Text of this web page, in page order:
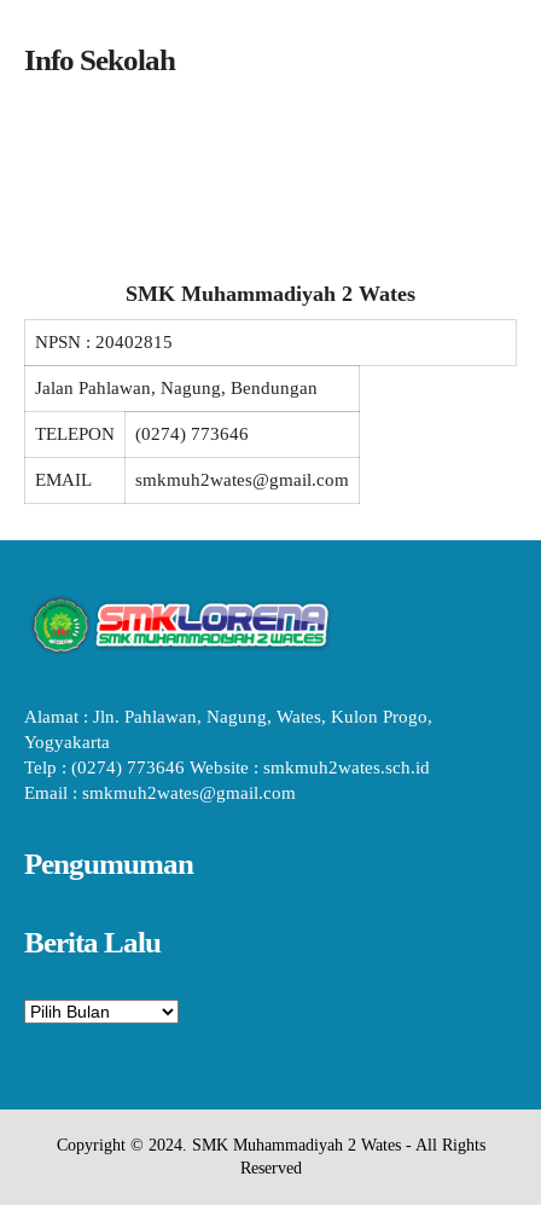
Info Sekolah
SMK Muhammadiyah 2 Wates
NPSN : 20402815
Jalan Pahlawan, Nagung, Bendungan
TELEPON (0274) 773646
EMAIL smkmuh2wates@gmail.com
Alamat : Jln. Pahlawan, Nagung, Wates, Kulon Progo,
Yogyakarta
Telp : (0274) 773646 Website : smkmuh2wates.sch.id
Email : smkmuh2wates@gmail.com
Pengumuman
Berita Lalu
Arsip
Copyright © 2024. SMK Muhammadiyah 2 Wates - All Rights
Reserved